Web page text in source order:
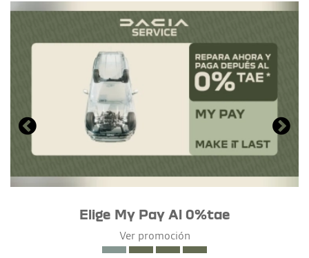
Elige My Pay Al 0%tae
Ver promoción